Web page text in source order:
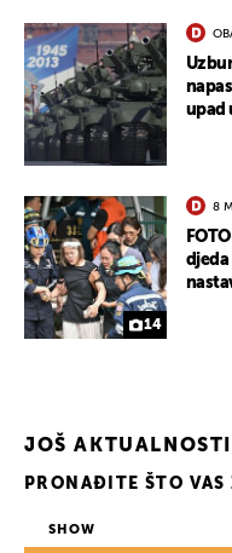
upad
14
8
djeda
JOŠ AKTUALNOSTI
PRONAĐITE ŠTO
SHOW